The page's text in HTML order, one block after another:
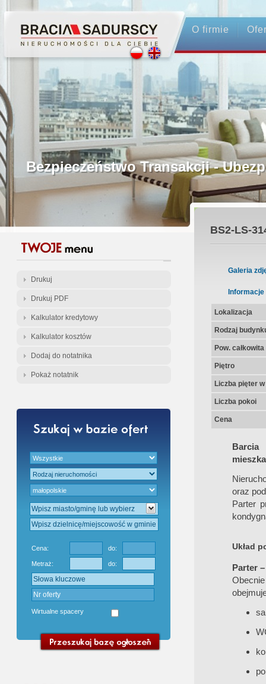
O firmie
Profesjonalne Pośrednictwo
Bezpieczeństwo Transakcji -
Licencjonowani Pośrednicy
Gwarancja Zwrotu Zadatku
Gratis - Przedwstępna Umowa
Drukuj
Drukuj PDF
Kalkulator kredytowy
Kalkulator kosztów
Dodaj do notatnika
Pokaż notatnik
Cena: do:
Metraż: do:
Wirtualne spacery
BS2-LS-
Galeria
Informacje
Lokalizacja
Rodzaj
Pow.
Piętro
Liczba pięter
Liczba pokoi
Cena
Barcia
oraz
Parter
Układ
Parter –